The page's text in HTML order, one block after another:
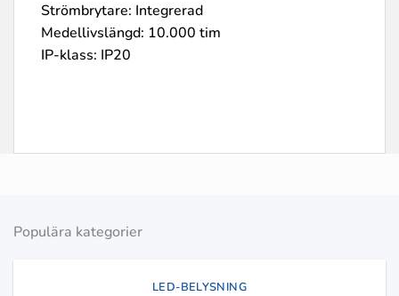
Strömbrytare: Integrerad
Medellivslängd: 10.000 tim
IP-klass: IP20
Populära kategorier
LED-BELYSNING